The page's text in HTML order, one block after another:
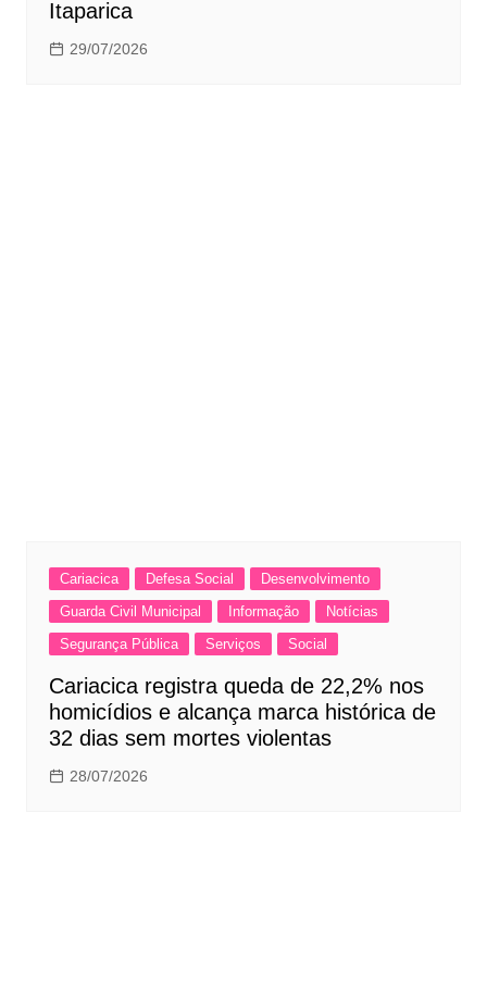
Itaparica
29/07/2026
Cariacica Defesa Social
Desenvolvimento
Guarda Civil Municipal
Informação
Notícias
Segurança Pública
Serviços Social
Cariacica registra queda de 22,2% nos
homicídios e alcança marca histórica de
32 dias sem mortes violentas
28/07/2026